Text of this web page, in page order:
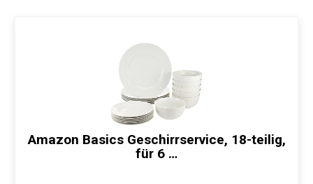
Amazon Basics Geschirrservice, 18-teilig,
für 6 …